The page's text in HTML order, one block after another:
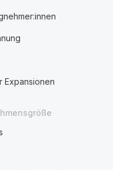
Expansionen